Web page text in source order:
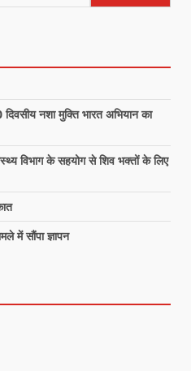
नशा मुक्ति भारत अभियान का
विभाग के सहयोग से शिव भक्तों के लिए
में सौंपा ज्ञापन